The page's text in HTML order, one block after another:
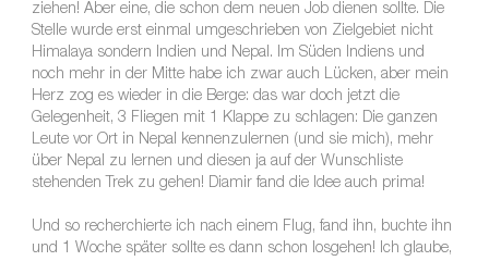
ziehen! Aber eine, die schon dem neuen Job dienen sollte. Die
Stelle wurde erst einmal umgeschrieben von Zielgebiet nicht
Himalaya sondern Indien und Nepal. Im Süden Indiens und
noch mehr in der Mitte habe ich zwar auch Lücken, aber mein
Herz zog es wieder in die Berge: das war doch jetzt die
Gelegenheit, 3 Fliegen mit 1 Klappe zu schlagen: Die ganzen
Leute vor Ort in Nepal kennenzulernen (und sie mich), mehr
über Nepal zu lernen und diesen ja auf der Wunschliste
stehenden Trek zu gehen! Diamir fand die Idee auch prima!
Und so recherchierte ich nach einem Flug, fand ihn, buchte ihn
und 1 Woche später sollte es dann schon losgehen! Ich glaube,